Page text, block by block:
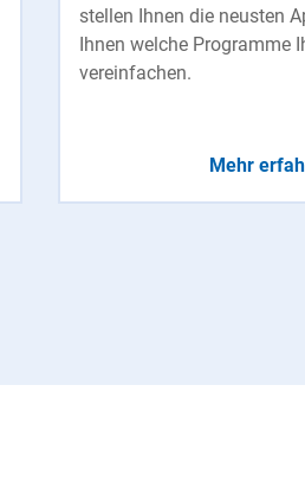
stellen Ihnen die neusten
Ihnen welche Programme
vereinfachen.
Mehr